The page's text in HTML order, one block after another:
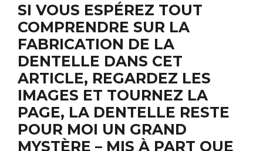
RECHERCHER
S'ABONNER
FACEBOOKINSTAGRAM
LINKEDINYOUTUBE
SI VOUS ESPÉREZ TOUT
COMPRENDRE SUR LA
FABRICATION DE LA
DENTELLE DANS CET
ARTICLE, REGARDEZ LES
IMAGES ET TOURNEZ LA
PAGE, LA DENTELLE RESTE
POUR MOI UN GRAND
MYSTÈRE – MIS À PART QUE